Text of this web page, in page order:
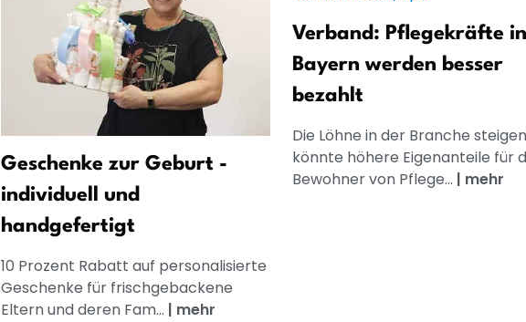
Geschenke zur Geburt -
individuell und
handgefertigt
10 Prozent Rabatt auf personalisierte
Geschenke für frischgebackene
Eltern und deren Fam... | mehr
Verband: Pflegekräfte in
Bayern werden besser
bezahlt
Die Löhne in der Branche
könnte höhere Eigenanteile für
Bewohner von Pflege... | mehr